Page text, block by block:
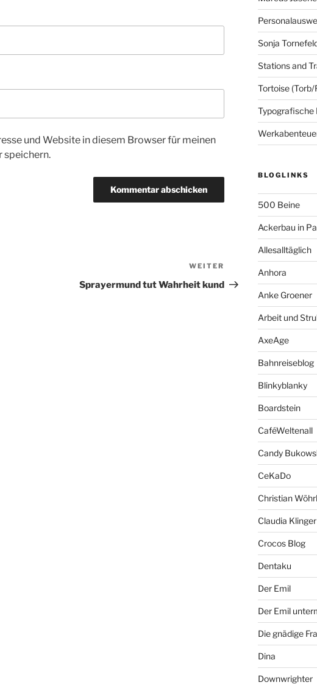
und Website in diesem Browser für meinen
speichern.
Nächster
Beitrag
WEITER
Sprayermund tut Wahrheit kund
Sonja
Stations and
Tortoise (Torb/
Typografische
BLOGLINKS
500 Beine
Ackerbau in
Allesalltäglich
Anhora
Anke Groener
Arbeit und
AxeAge
Bahnreiseblog
Blinkyblanky
Boardstein
CaféWeltenall
Candy
CeKaDo
Christian Wöhrl
Claudia Klinger
Crocos Blog
Dentaku
Der Emil
Der Emil
Die gnädige
Dina
Downwrighter